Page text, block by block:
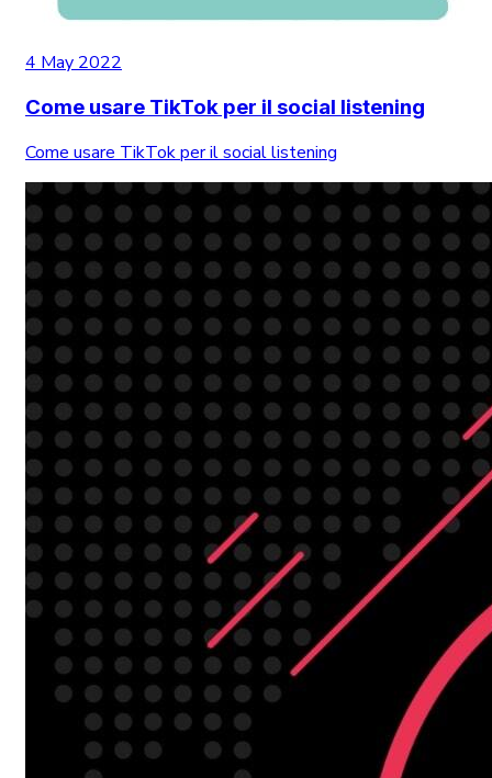
4 May 2022
Come usare TikTok per il social listening
Come usare TikTok per il social listening